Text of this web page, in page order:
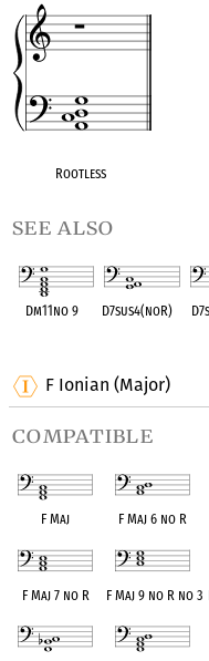
F Ionian (Major)
compatible
F Maj F Maj 6 no R
F Maj 7 no R F Maj 9 no R no 3
Rootless
see also
Dm11no 9 D7sus4(noR)